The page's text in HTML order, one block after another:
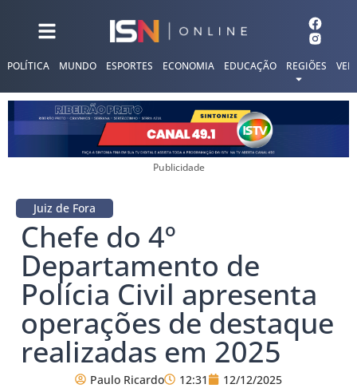
POLÍTICA MUNDO ESPORTES ECONOMIA EDUCAÇÃO REGIÕES
Publicidade
Juiz de Fora
Chefe do 4º
Departamento de
Polícia Civil apresenta
operações de destaque
realizadas em 2025
Paulo Ricardo 12:31 12/12/2025